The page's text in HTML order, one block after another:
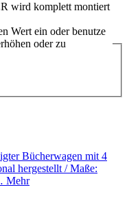
wird komplett montiert
Wert ein oder benutze
oder zu
Bücherwagen mit 4
hergestellt / Maße:
Mehr